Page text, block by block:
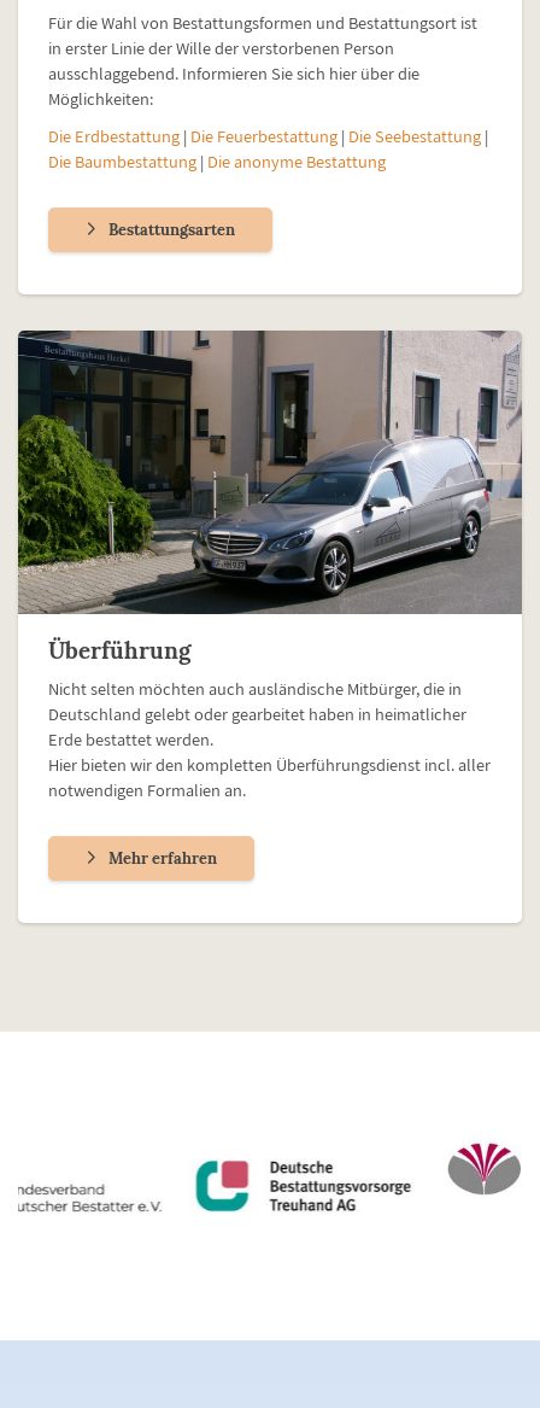
Für die Wahl von Bestattungsformen und Bestattungsort ist
in erster Linie der Wille der verstorbenen Person
ausschlaggebend. Informieren Sie sich hier über die
Möglichkeiten:
Die Erdbestattung | Die Feuerbestattung | Die Seebestattung |
Die Baumbestattung | Die anonyme Bestattung
Bestattungsarten
Überführung
Nicht selten möchten auch ausländische Mitbürger, die in
Deutschland gelebt oder gearbeitet haben in heimatlicher
Erde bestattet werden.
Hier bieten wir den kompletten Überführungsdienst incl. aller
notwendigen Formalien an.
Mehr erfahren